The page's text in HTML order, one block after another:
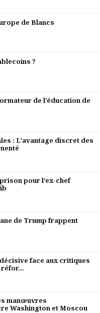
de Blancs
?
de l’éducation de
: L’avantage discret des
pour l’ex-chef
de Trump frappent
face aux critiques
réfor...
manœuvres
Washington et Moscou